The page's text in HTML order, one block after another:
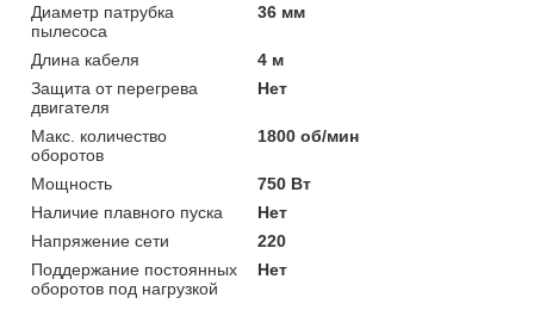
Диаметр патрубка
пылесоса
36 мм
Длина кабеля
4 м
Защита от перегрева
двигателя
Нет
Макс. количество
оборотов
1800 об/мин
Мощность
750 Вт
Наличие плавного пуска
Нет
Напряжение сети
220
Поддержание постоянных
оборотов под нагрузкой
Нет